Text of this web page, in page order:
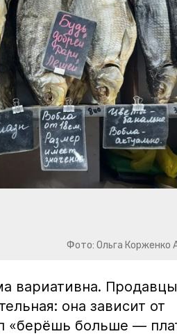
Фото: Ольга Корженко
вариативна. Продавцы
она зависит от
«берёшь больше —